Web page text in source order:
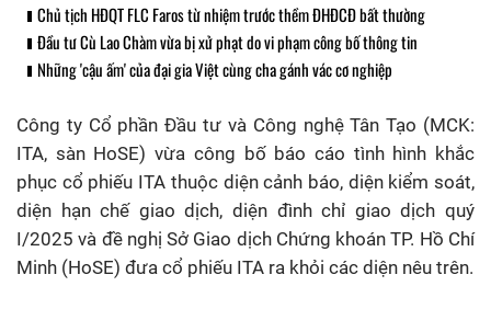
Chủ tịch HĐQT FLC Faros từ nhiệm trước thềm ĐHĐCĐ bất thường
Đầu tư Cù Lao Chàm vừa bị xử phạt do vi phạm công bố thông tin
Những 'cậu ấm' của đại gia Việt cùng cha gánh vác cơ nghiệp
Công ty Cổ phần Đầu tư và Công nghệ Tân Tạo (MCK:
ITA, sàn HoSE) vừa công bố báo cáo tình hình khắc
phục cổ phiếu ITA thuộc diện cảnh báo, diện kiểm soát,
diện hạn chế giao dịch, diện đình chỉ giao dịch quý
I/2025 và đề nghị Sở Giao dịch Chứng khoán TP. Hồ Chí
Minh (HoSE) đưa cổ phiếu ITA ra khỏi các diện nêu trên.